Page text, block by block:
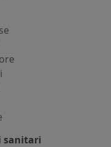
sanitari